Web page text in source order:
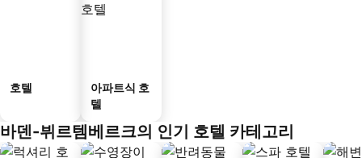
호텔
아파트식 호
텔
바덴-뷔르템베르크의 인기 호텔 카테고리